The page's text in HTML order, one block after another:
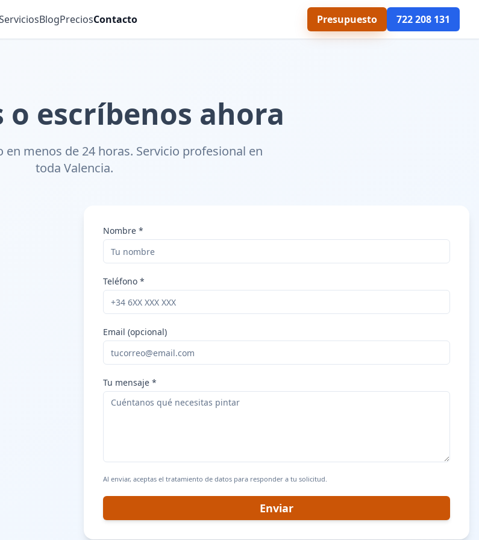
BlogPreciosContacto Presupuesto 722 208 131
o escríbenos ahora
menos de 24 horas. Servicio profesional en
toda Valencia.
Nombre *
Teléfono *
Email (opcional)
Tu mensaje *
Al enviar, aceptas el tratamiento de datos para responder a tu solicitud.
Enviar